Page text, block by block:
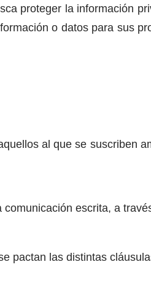
proteger la información
o datos para sus
al que se suscriben
escrita, a
pactan las distintas